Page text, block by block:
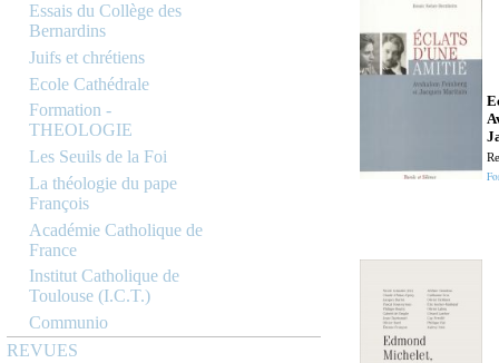
Essais du Collège des
Bernardins
Juifs et chrétiens
Ecole Cathédrale
Formation -
THEOLOGIE
Les Seuils de la Foi
La théologie du pape
François
Académie Catholique de
France
Institut Catholique de
Toulouse (I.C.T.)
Communio
REVUES